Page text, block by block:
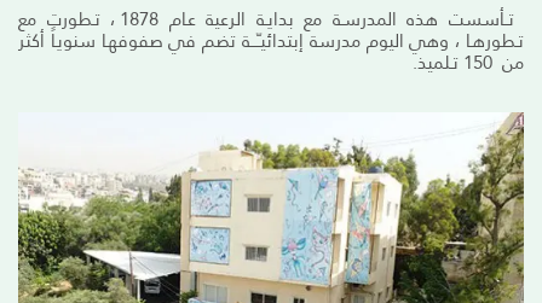
تــأسست هذه المدرسـة مع بدايـة الرعية عـام 1878 ، تـطورت مع
تـطورهـا ، وهي اليوم مدرسة إبتدائيـّـــة تضم في صفوفهـا سنويـاً أكثر
من 150 تـلميذ.